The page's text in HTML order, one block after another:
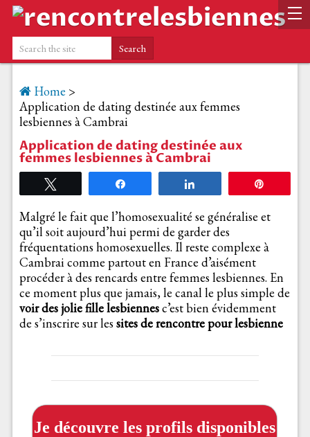
Home >
Application de dating destinée aux femmes
lesbiennes à Cambrai
Application de dating destinée aux
femmes lesbiennes à Cambrai
Malgré le fait que l’homosexualité se généralise et
qu’il soit aujourd’hui permi de garder des
fréquentations homosexuelles. Il reste complexe à
Cambrai comme partout en France d’aisément
procéder à des rencards entre femmes lesbiennes. En
ce moment plus que jamais, le canal le plus simple de
voir des jolie fille lesbiennesc’est bien évidemment
de s’inscrire sur les sites de rencontre pour lesbienne
Je découvre les profils disponibles